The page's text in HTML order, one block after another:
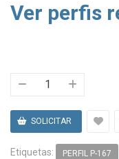
Ver perfis
Etiquetas: PERFIL P-167